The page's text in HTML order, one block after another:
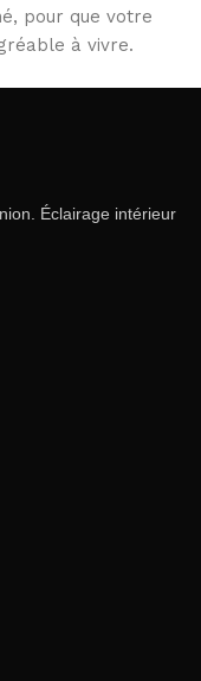
pour que votre
à vivre.
Éclairage intérieur